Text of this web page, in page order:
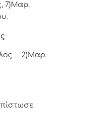
7)Μαρ.
2)Μαρ.